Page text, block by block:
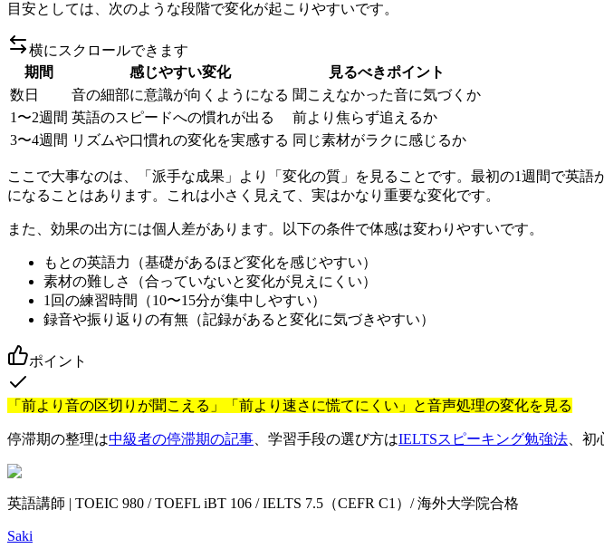
目安としては、次のような段階で変化が起こりやすいです。
横にスクロールできます
期間
感じやすい変化
見るべきポイント
数日
音の細部に意識が向くようになる 聞こえなかった音に気づくか
1〜2週間 英語のスピードへの慣れが出る
前より焦らず追えるか
3〜4週間 リズムや口慣れの変化を実感する 同じ素材がラクに感じるか
ここで大事なのは、「派手な成果」より「変化の質」を見ることです。最初の1週間で英
になることはあります。これは小さく見えて、実はかなり重要な変化です。
また、効果の出方には個人差があります。以下の条件で体感は変わりやすいです。
もとの英語力（基礎があるほど変化を感じやすい）
素材の難しさ（合っていないと変化が見えにくい）
1回の練習時間（10〜15分が集中しやすい）
録音や振り返りの有無（記録があると変化に気づきやすい）
ポイント
「前より音の区切りが聞こえる」「前より速さに慌てにくい」と音声処理の変化を見る
停滞期の整理は中級者の停滞期の記事 、学習手段の選び方はIELTSスピーキング勉強法 、
英語講師 | TOEIC 980 / TOEFL iBT 106 / IELTS 7.5（CEFR C1）/ 海外大学院合格
Saki